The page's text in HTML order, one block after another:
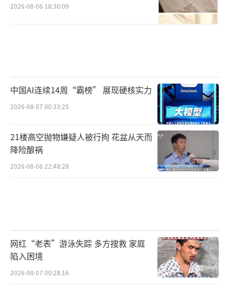
2026-08-06 18:30:09
中国AI连续14周“霸榜” 展现硬核实力
2026-08-07 00:33:25
21楼高空抛物嫌疑人被行拘 花盆从天而
降险酿祸
2026-08-06 22:48:28
网红“老表”游泳失踪 多方搜救 家庭
陷入困境
2026-08-07 00:28:16